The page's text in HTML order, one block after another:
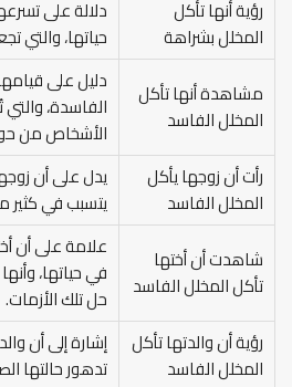
رؤية أنها تأكل
المخلل بشراهة
دلالة على
حياتها، والتي
مشاهدة أنها تأكل
المخلل الفاسد
دليل على
الفاسدة،
الأشخاص من
رأت أن زوجها يأكل
المخلل الفاسد
يدل على أن
يتسبب في كثير
شاهدت أن أختها
تأكل المخلل الفاسد
علامة على أن
في حياتها،
حل تلك الأزمات.
رؤية أن والدتها تأكل
المخلل الفاسد
إشارة إلى أن
تدهور حالتها